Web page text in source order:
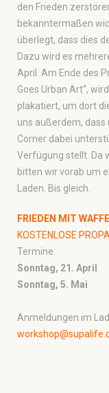
den Frieden
bekanntermaßen
überlegt, dass dies
Dazu wird es
April. Am Ende des
Goes Urban Art“,
plakatiert, um dort
uns außerdem, dass
Corner dabei
Verfügung stellt. Da
bitten wir vorab um
Laden. Bis gleich.
FRIEDEN MIT
KOSTENLOSE
Termine:
Sonntag, 21. April
Sonntag, 5. Mai
Anmeldungen im